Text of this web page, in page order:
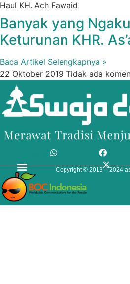
Haul KH. Ach Fawaid
Banyak yang
Keturunan KHR.
Baca Artikel Selengkapnya »
22 Oktober 2019 Tidak ada
twitter
Copyright © 2013 – 2024